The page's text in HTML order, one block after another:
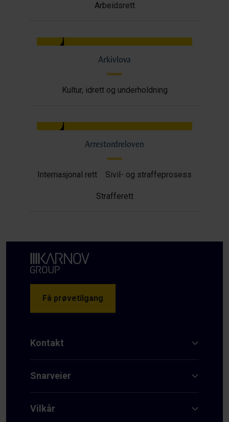
Arbeidsrett
Arkivlova
Kultur, idrett og underholdning
Arrestordreloven
Internasjonal rett Sivil- og straffeprosess
Strafferett
Få prøvetilgang
Kontakt
Snarveier
Vilkår